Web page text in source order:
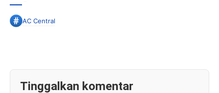
AC Central
Tinggalkan komentar